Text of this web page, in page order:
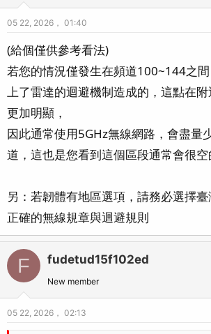
05 22, 2026， 01:40
(給個僅供參考看法)
若您的情況僅發生在頻道100~144之
上了雷達的迴避機制造成的，這點在
更加明顯，
因此通常使用5GHz無線網路，會盡量
道，這也是您看到這個區段通常會很空
另：若韌體有地區選項，請務必選擇
正確的無線規章與迴避規則
F fudetud15f102ed
New member
05 22, 2026， 02:13